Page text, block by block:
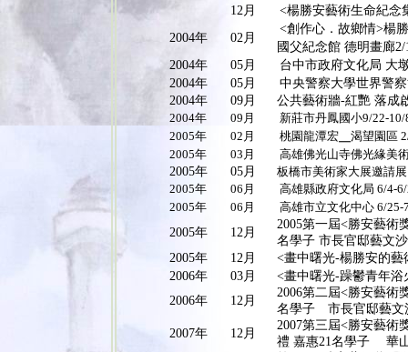
12月 <楊勝安藝術生命紀念
2004年 02月
<創作心．故鄉情>楊
國父紀念館 德明畫廊2/
2004年 05月
台中市政府文化局 大
2004年 05月
中央警察大學世界警
2004年
09月
公共藝術牆-紅艷 落成
2004年 09 月
新莊市丹鳳國小9/22-10/
2005年 02 月 桃園龍潭宏╴渴望園區
2005年 03 月
高雄佛光山寺佛光緣美
2005年
05月
板橋市美術家大展邀請展
2005年 06 月 高雄縣政府文化局 6/4-
2005年 06 月 高雄市立文化中心6/25-
2005年
12月
2005第一屆<勝安藝術
名學子 市長官邸藝文
2005年
12月
<畫中曙光-楊勝安的
2006年
03月
<畫中曙光-躁鬱青年
2006年
12月
2006第二屆<勝安藝術
名學子 市長官邸藝文
2007年
12月
2007第三屆<勝安藝術
禮 嘉惠21名學子 華